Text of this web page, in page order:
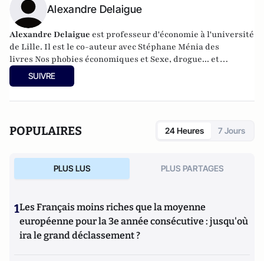
Alexandre Delaigue
Alexandre Delaigue estprofesseur d'économie à l'université
de Lille. Il est le co-auteur avec Stéphane Ménia des
livres Nos phobies économiques etSexe, drogue... et
économie : pas de sujet tabou pour les économistes
chez Pearson). Son site :
SUIVRE
POPULAIRES 24 Heures 7 Jours
PLUS LUS PLUS PARTAGES
1Les Français moins riches que la moyenne
européenne pour la 3e année consécutive : jusqu'où
ira le grand déclassement ?